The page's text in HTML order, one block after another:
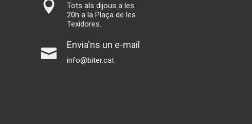
Tots als dijous a les
20h a la Plaça de les
Texidores.
Envia'ns un e-mail
info@biter.cat